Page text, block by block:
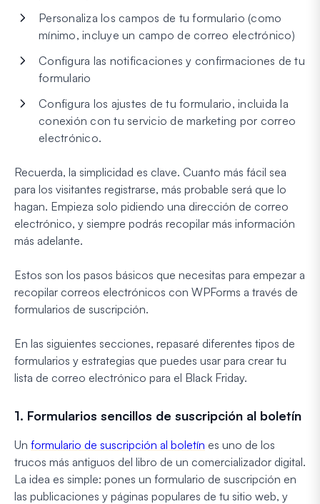
Personaliza los campos de tu formulario (como
mínimo, incluye un campo de correo electrónico)
Configura las notificaciones y confirmaciones de tu
formulario
Configura los ajustes de tu formulario, incluida la
conexión con tu servicio de marketing por correo
electrónico.
Recuerda, la simplicidad es clave. Cuanto más fácil sea
para los visitantes registrarse, más probable será que lo
hagan. Empieza solo pidiendo una dirección de correo
electrónico, y siempre podrás recopilar más información
más adelante.
Estos son los pasos básicos que necesitas para empezar a
recopilar correos electrónicos con WPForms a través de
formularios de suscripción.
En las siguientes secciones, repasaré diferentes tipos de
formularios y estrategias que puedes usar para crear tu
lista de correo electrónico para el Black Friday.
1. Formularios sencillos de suscripción al boletín
Un formulario de suscripción al boletín es uno de los
trucos más antiguos del libro de un comercializador digital.
La idea es simple: pones un formulario de suscripción en
las publicaciones y páginas populares de tu sitio web, y